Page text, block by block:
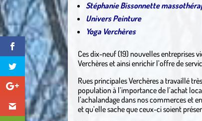
Stéphanie Bissonnette
Univers Peinture
Yoga Verchères
Ces dix-neuf (19) nouvelles entreprises
Verchères et ainsi enrichir l’offre de
Rues principales Verchères a travaillé
population à l’importance de l’achat
l’achalandage dans nos commerces et
et qu’elle sache que ceux-ci soient